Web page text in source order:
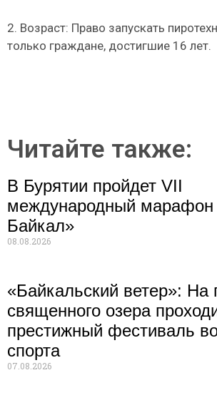
2. Возраст: Право запускать
только граждане, достигшие 16 лет.
Читайте также:
В Бурятии пройдет VII
международный марафон
Байкал»
08.08.2026
«Байкальский ветер»: На
священного озера
престижный фестиваль
спорта
07.08.2026